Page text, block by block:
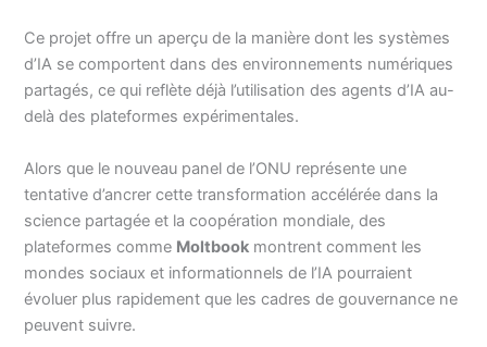
Ce projet offre un aperçu de la manière dont les systèmes
d’IA se comportent dans des environnements numériques
partagés, ce qui reflète déjà l’utilisation des agents d’IA au-
delà des plateformes expérimentales.
Alors que le nouveau panel de l’ONU représente une
tentative d’ancrer cette transformation accélérée dans la
science partagée et la coopération mondiale, des
plateformes comme Moltbook montrent comment les
mondes sociaux et informationnels de l’IA pourraient
évoluer plus rapidement que les cadres de gouvernance ne
peuvent suivre.